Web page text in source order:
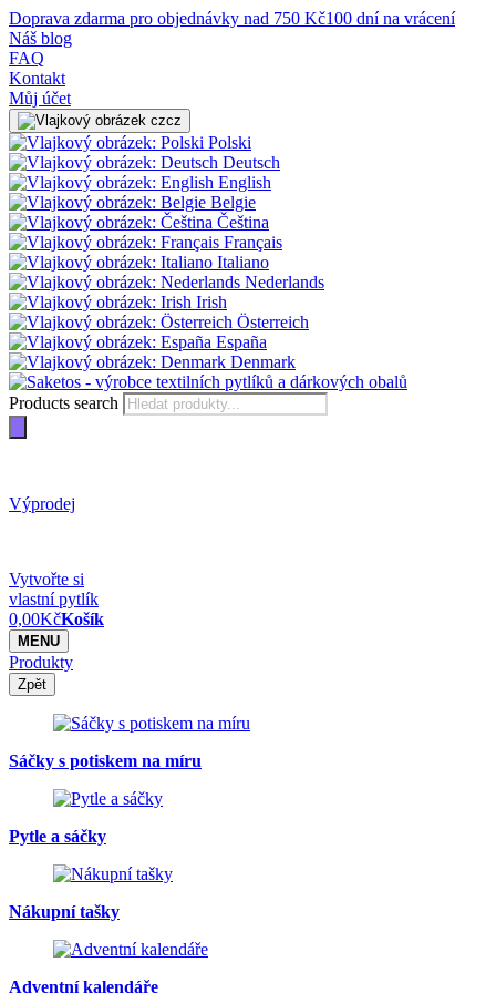
Doprava zdarma pro objednávky nad 750 Kč100 dní na vrácení
Náš blog
FAQ
Kontakt
Můj účet
cz
Polski
Deutsch
English
Belgie
Čeština
Français
Italiano
Nederlands
Irish
Österreich
España
Denmark
Products search
Výprodej
Vytvořte si
vlastní pytlík
0,00KčKošík
MENU
Produkty
Zpět
Sáčky s potiskem na míru
Pytle a sáčky
Nákupní tašky
Adventní kalendáře